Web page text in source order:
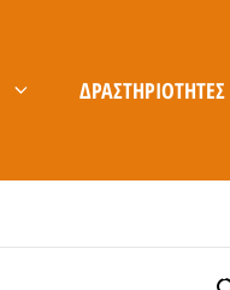
ΔΡΑΣΤΗΡΙΌΤΗΤΕΣ
ΚΑΡΊΕΡΑ